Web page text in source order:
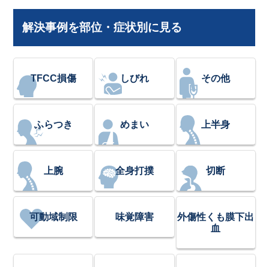
解決事例を部位・症状別に見る
TFCC損傷 しびれ その他
ふらつき めまい 上半身
上腕 全身打撲 切断
可動域制限 味覚障害
外傷性くも膜下出
血